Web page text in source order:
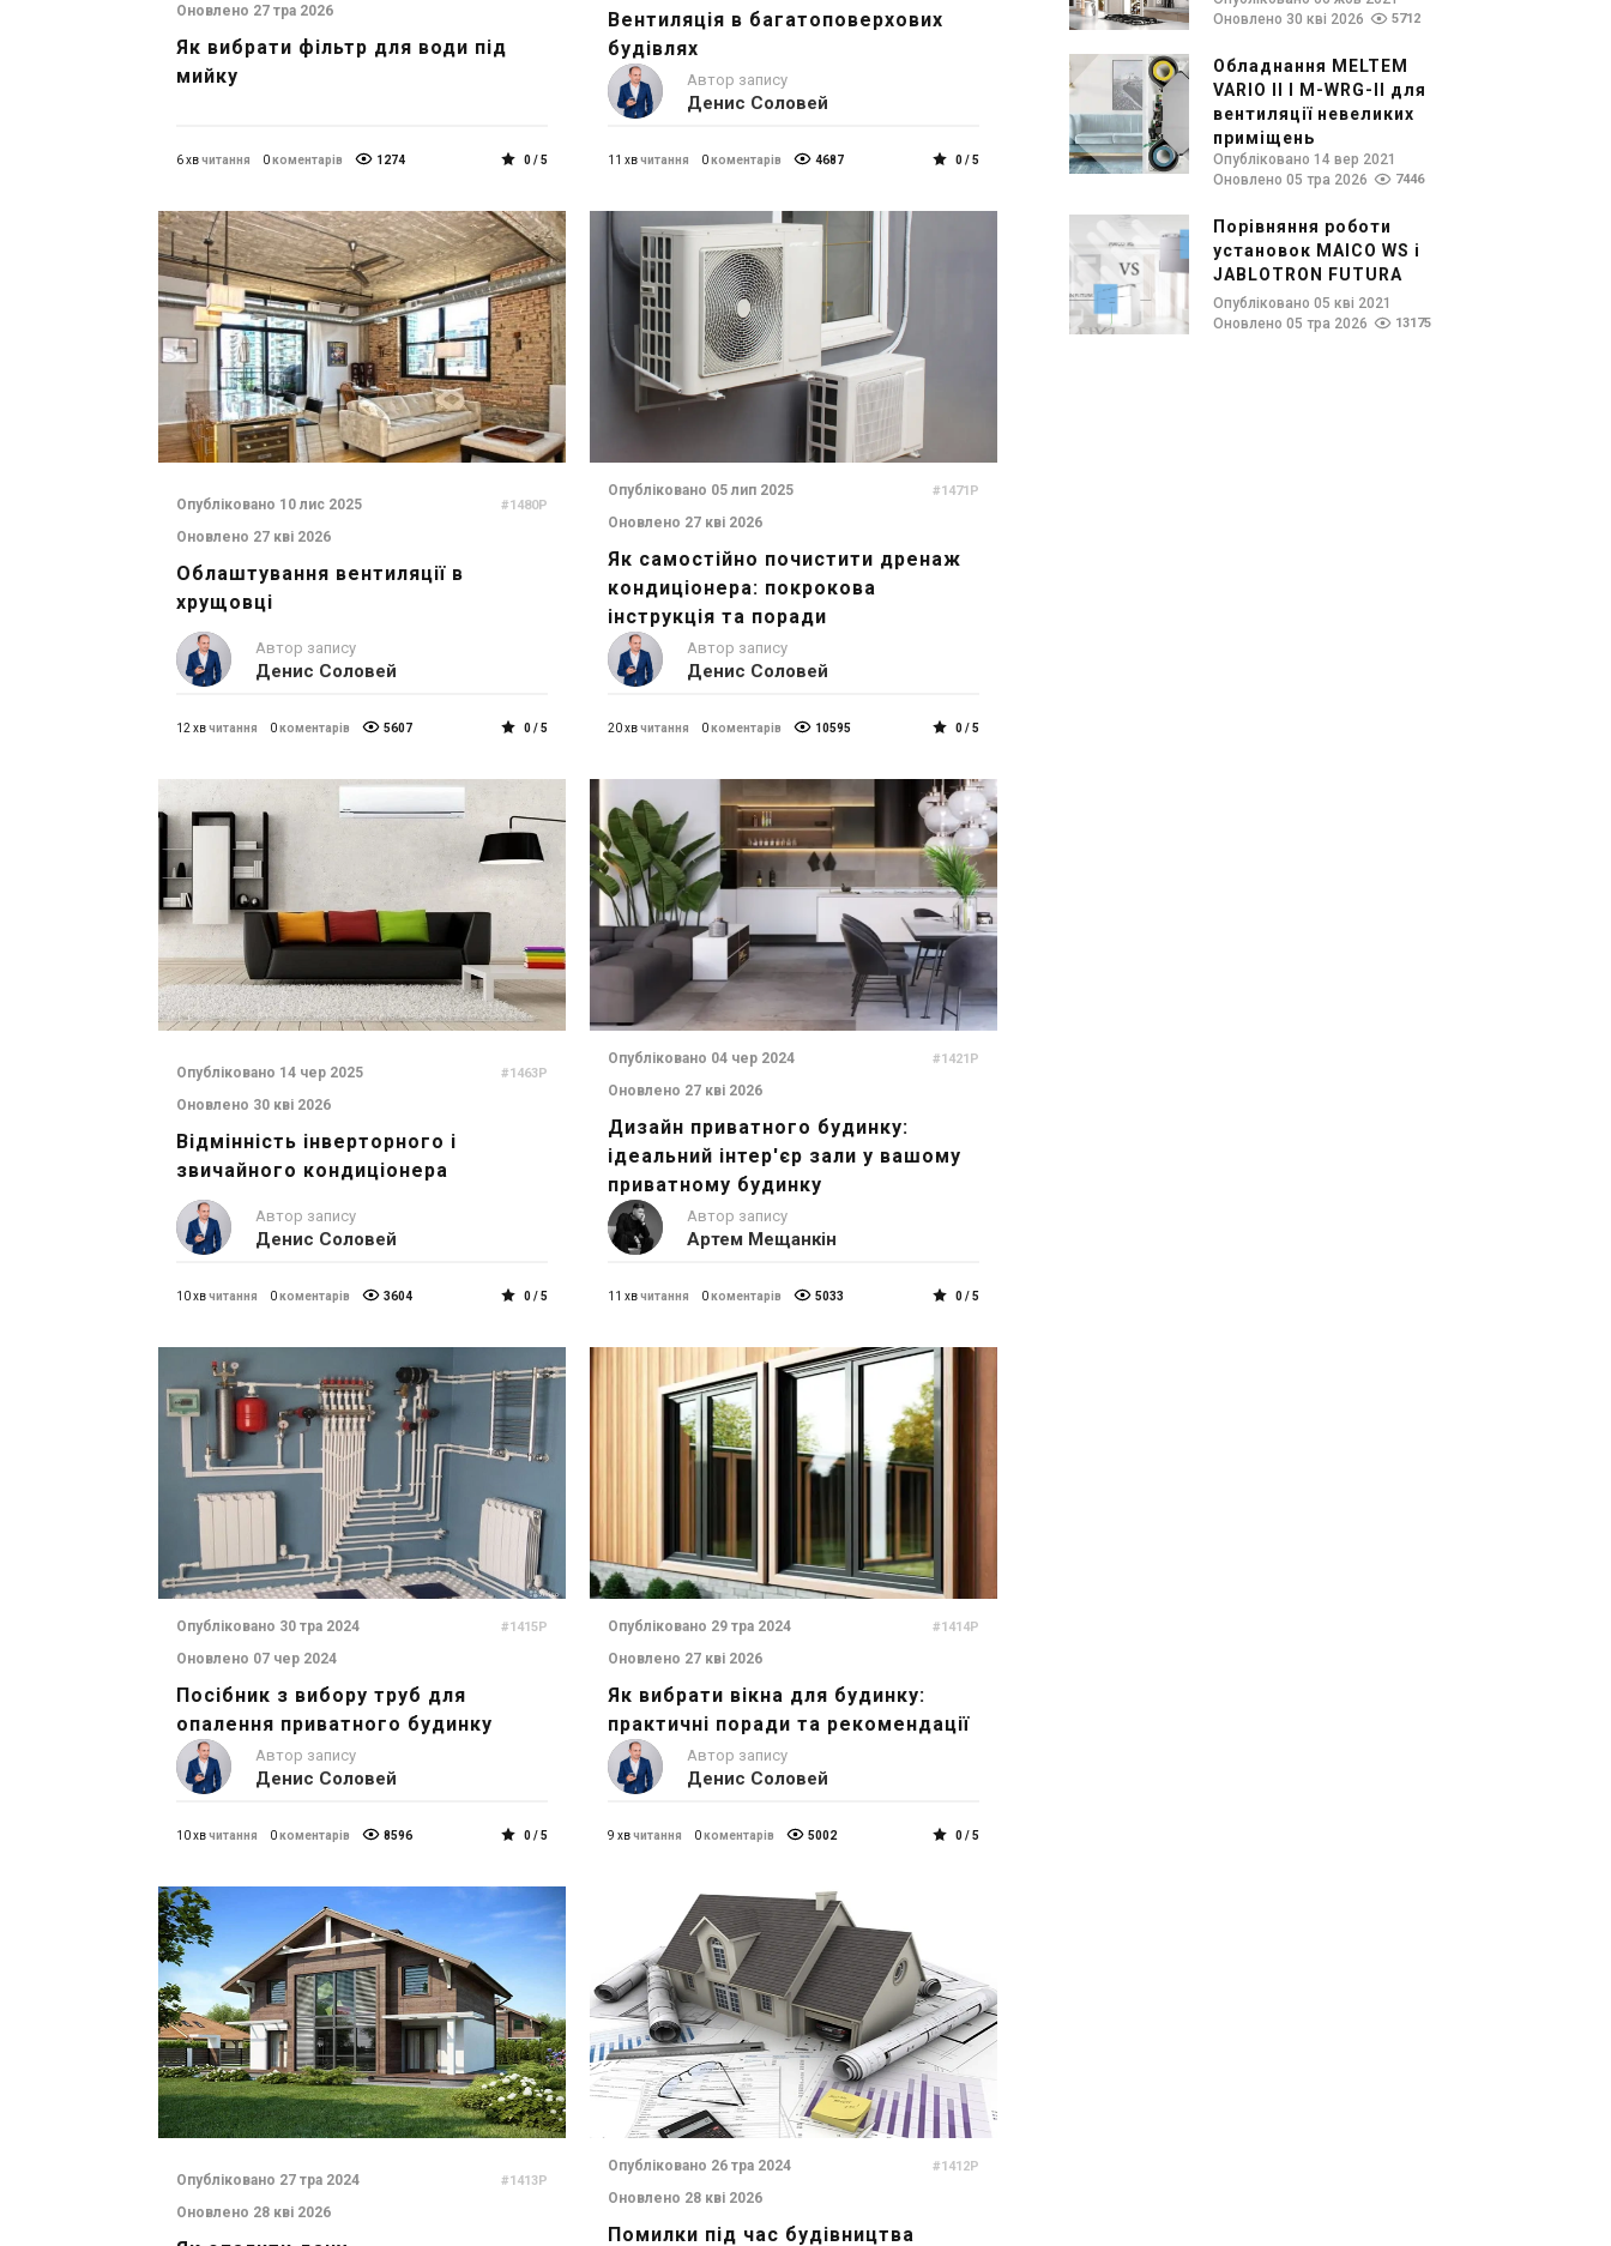
Оновлено 27 тра 2026
Як вибрати фільтр для води під
мийку
6 хвчитання 0коментарів 1274 0 / 5
Вентиляція в багатоповерхових
будівлях
Автор запису
Денис Соловей
11 хвчитання 0коментарів 4687 0 / 5
Опубліковано 10 лис 2025
Оновлено 27 кві 2026
#1480P
Облаштування вентиляції в
хрущовці
Автор запису
Денис Соловей
12 хвчитання 0коментарів 5607 0 / 5
Опубліковано 05 лип 2025
Оновлено 27 кві 2026
#1471P
Як самостійно почистити дренаж
кондиціонера: покрокова
інструкція та поради
Автор запису
Денис Соловей
20 хвчитання 0коментарів 10595 0 / 5
Опубліковано 14 чер 2025
Оновлено 30 кві 2026
#1463P
Відмінність інверторного і
звичайного кондиціонера
Автор запису
Денис Соловей
10 хвчитання 0коментарів 3604 0 / 5
Опубліковано 04 чер 2024
Оновлено 27 кві 2026
#1421P
Дизайн приватного будинку:
ідеальний інтер'єр зали у вашому
приватному будинку
Автор запису
Артем Мещанкін
11 хвчитання 0коментарів 5033 0 / 5
Опубліковано 30 тра 2024
Оновлено 07 чер 2024
#1415P
Посібник з вибору труб для
опалення приватного будинку
Автор запису
Денис Соловей
10 хвчитання 0коментарів 8596 0 / 5
Опубліковано 29 тра 2024
Оновлено 27 кві 2026
#1414P
Як вибрати вікна для будинку:
практичні поради та рекомендації
Автор запису
Денис Соловей
9 хвчитання 0коментарів 5002 0 / 5
Опубліковано 27 тра 2024
Оновлено 28 кві 2026
#1413P
Опубліковано 26 тра 2024
Оновлено 28 кві 2026
#1412P
Помилки під час будівництва
Оновлено 30 кві 2026
5712
Обладнання MELTEM
VARIO II І M-WRG-II для
вентиляції невеликих
приміщень
Опубліковано 14 вер 2021
Оновлено 05 тра 2026
7446
Порівняння роботи
установок MAICO WS і
JABLOTRON FUTURA
Опубліковано 05 кві 2021
Оновлено 05 тра 2026
13175